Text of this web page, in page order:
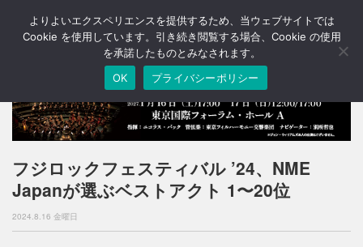
T
o
a
v
o
フジロックフェスティバル ’24、NME
Japanが選ぶベストアクト 1〜20位
2024.8.16 金曜日
よりよいエクスペリエンスを提供するため、当ウェブサイトでは
Cookie を使用しています。引き続き閲覧する場合、Cookie の使用
を承諾したものとみなされます。
OK
プライバシーポリシー